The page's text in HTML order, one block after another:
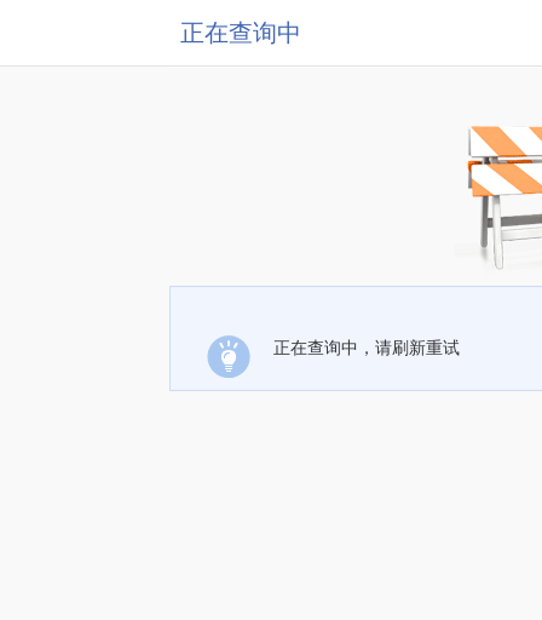
正在查询中
正在查询中，请刷新重试